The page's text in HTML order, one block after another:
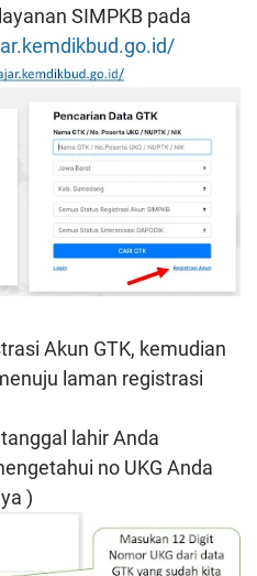
SIMPKB pada
Akun GTK, kemudian
laman registrasi
lahir Anda
no UKG Anda
)